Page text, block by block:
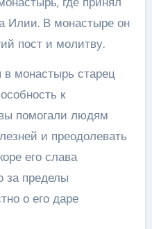
Илии. В монастыре он
пост и молитву.
в монастырь старец
к
помогали людям
и преодолевать
его слава
за пределы
о его даре